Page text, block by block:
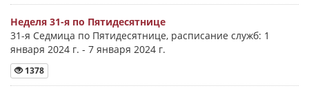
Неделя 31-я по Пятидесятнице
31-я Седмица по Пятидесятнице, расписание служб: 1
января 2024 г. - 7 января 2024 г.
1378